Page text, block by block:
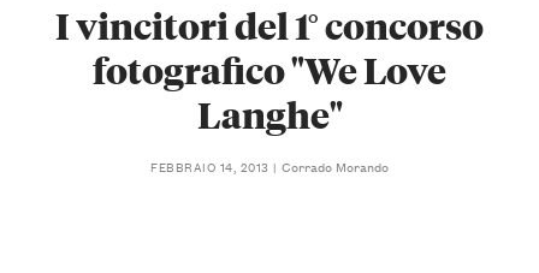
I vincitori del 1° concorso
fotografico "We Love
Langhe"
FEBBRAIO 14, 2013 Corrado Morando